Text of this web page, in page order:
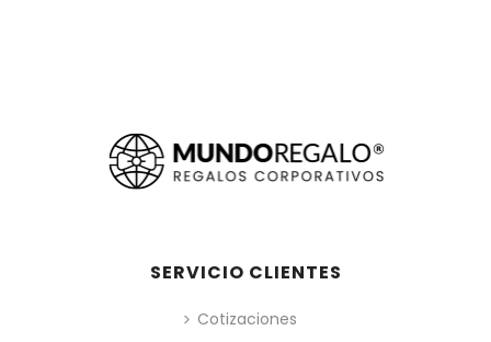
SERVICIO CLIENTES
Cotizaciones